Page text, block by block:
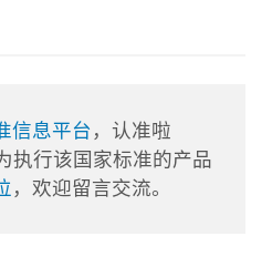
信息平台 ，认准啦
执行该国家标准的产品
，欢迎留言交流。